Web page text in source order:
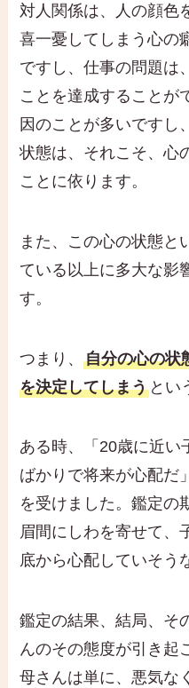
対人関係は、人の顔色
喜一憂してしまう心の
ですし、仕事の問題は
ことを達成することが
因のことが多いですし
状態は、それこそ、心
ことに依ります。
また、この心の状態と
ている以上に多大な影
す。
つまり、自分の心の状
を決定してしまう とい
ある時、「20歳に近い
ばかりで将来が心配だ
を受けました。鑑定の
眉間にしわを寄せて、
底から心配していそう
鑑定の結果、結局、そ
んのその態度が引き起
母さんは単に、悪気な